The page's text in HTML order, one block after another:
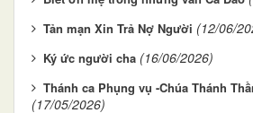
Tản mạn Xin Trả Nợ Người (12/06/
Ký ức người cha (16/06/2026)
Thánh ca Phụng vụ -Chúa Thánh
(17/05/2026)